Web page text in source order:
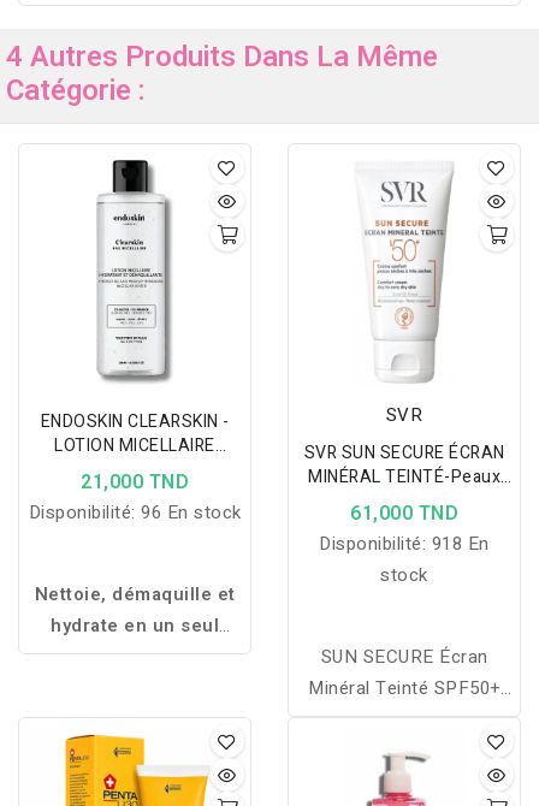
4 Autres Produits Dans La Même
Catégorie :
ENDOSKIN CLEARSKIN -
LOTION MICELLAIRE
HYDRATANTE 200ML
21,000 TND
Disponibilité: 96 En stock
Nettoie, démaquille et
hydrate en un seul
geste grâce à l'eau
d'Endoskin, enrichie en
Aloe Vera, Thé Vert et
Acide Hyaluronique.
SVR
SVR SUN SECURE ÉCRAN
MINÉRAL TEINTÉ-Peaux
Sèches SPF50+
61,000 TND
Disponibilité: 918 En
stock
SUN SECURE Écran
Minéral Teinté SPF50+
est un soin qui allie très
haute protection SPF50+
100% minérale et